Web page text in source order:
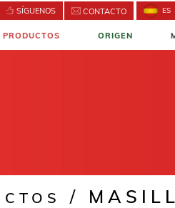
SÍGUENOS CONTACTO ES
PRODUCTOS ORIGEN
/